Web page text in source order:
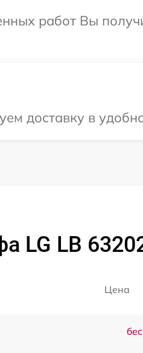
работ Вы
доставку в
LG LB
Цена